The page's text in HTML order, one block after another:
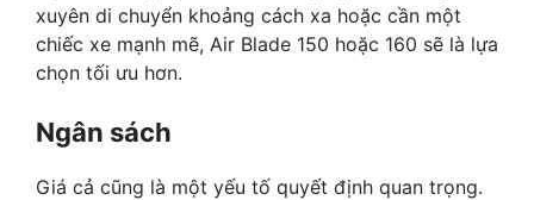
xuyên di chuyển khoảng cách xa hoặc cần một
chiếc xe mạnh mẽ, Air Blade 150 hoặc 160 sẽ là lựa
chọn tối ưu hơn.
Ngân sách
Giá cả cũng là một yếu tố quyết định quan trọng.